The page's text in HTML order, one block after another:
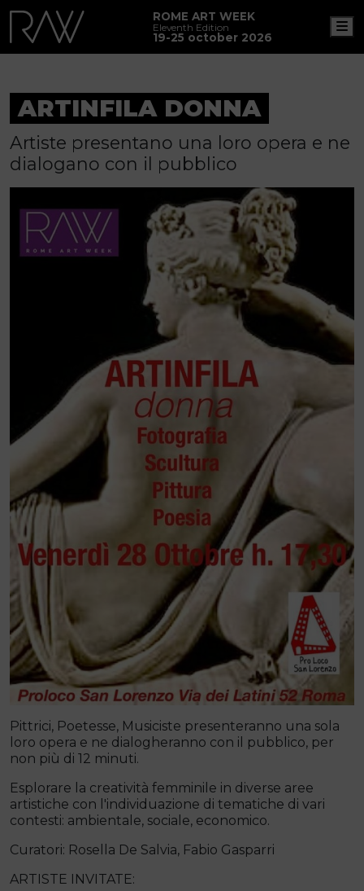
ROME ART WEEK
Eleventh Edition
19-25 october 2026
ARTINFILA DONNA
Artiste presentano una loro opera e ne
dialogano con il pubblico
Pittrici, Poetesse, Musiciste presenteranno una sola
loro opera e ne dialogheranno con il pubblico, per
non più di 12 minuti.
Esplorare la creatività femminile in diverse aree
artistiche con l'individuazione di tematiche di vari
contesti: ambientale, sociale, economico.
Curatori: Rosella De Salvia, Fabio Gasparri
ARTISTE INVITATE: